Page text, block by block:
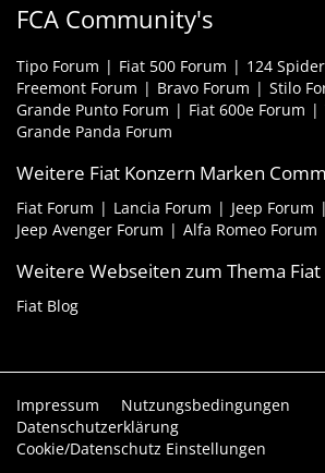
FCA Community's
Tipo Forum Fiat 500 Forum
124
Freemont Forum
Bravo Forum
Stilo
Grande Punto Forum
Fiat 600e Forum
Grande Panda Forum
Weitere Fiat Konzern Marken
Fiat Forum Lancia Forum Jeep Forum
Jeep Avenger Forum
Alfa Romeo Forum
Weitere Webseiten zum Thema Fiat
Fiat Blog
Impressum
Nutzungsbedingungen
Datenschutzerklärung
Cookie/Datenschutz Einstellungen